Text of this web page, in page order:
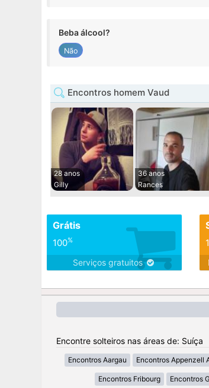
Beba álcool?
Não
Encontros homem Vaud
28 anos
Gilly
36 anos
Rances
Grátis
100%
Serviços gratuitos
Encontre solteiros nas áreas de: Suíça
Encontros Aargau Encontros Appenzell
Encontros Fribourg Encontros